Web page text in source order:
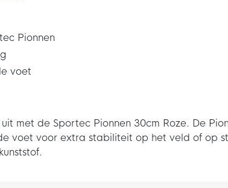
Pionnen
voet
met de Sportec Pionnen 30cm Roze. De
voet voor extra stabiliteit op het veld of op